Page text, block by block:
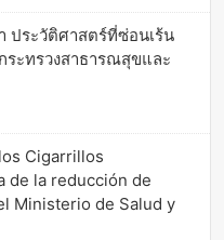
ประวัติศาสตร์ที่ซ่อนเร้น
ะทรวงสาธารณสุขและ
Cigarrillos
de la reducción de
Ministerio de Salud y